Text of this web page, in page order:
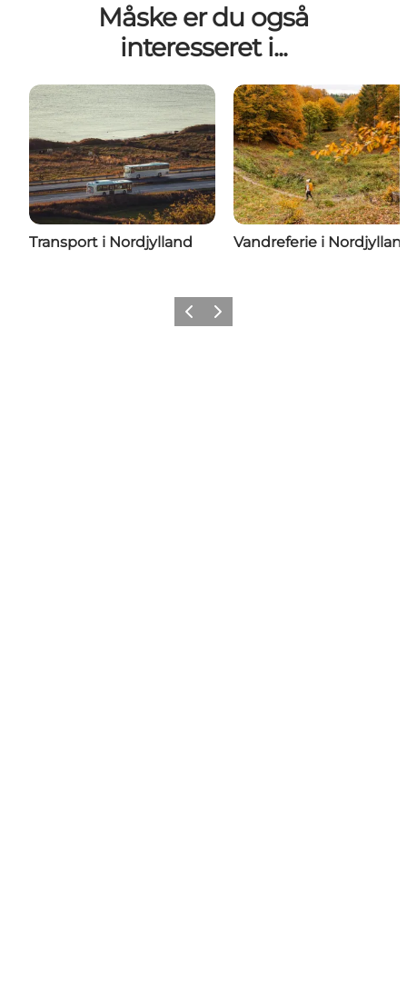
Måske er du også
interesseret i...
Transport i Nordjylland Vandreferie i
ForrigeNæste